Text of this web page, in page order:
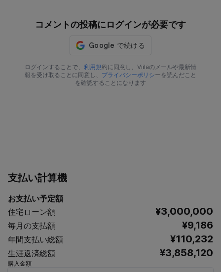
コメントの投稿にログインが必要です
ログインすることで、 利用規約に同意し、Viilaのメールや最新情
報を受け取ることに同意し、 プライバシーポリシーを読んだこと
を確認することになります
支払い計算機
お支払い予定額
住宅ローン額
¥3,000,000
毎月の支払額 ¥9,186
年間支払い総額 ¥110,232
生涯返済総額 ¥3,858,120
購入金額